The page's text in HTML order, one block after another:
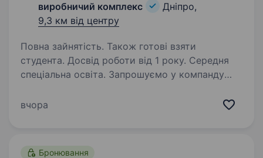
виробничий комплекс
Дніпро,
9,3 км від центру
Повна зайнятість. Також готові взяти
студента. Досвід роботи від 1 року. Середня
спеціальна освіта. Запрошуємо у компанду
Досвід роботи слюсарем від 1 років Вміння
вчора
Бронювання